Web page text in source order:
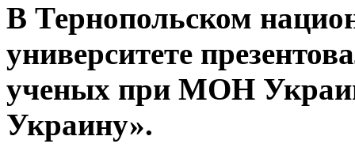
В Тернопольском
университете
ученых при МОН
Украину».